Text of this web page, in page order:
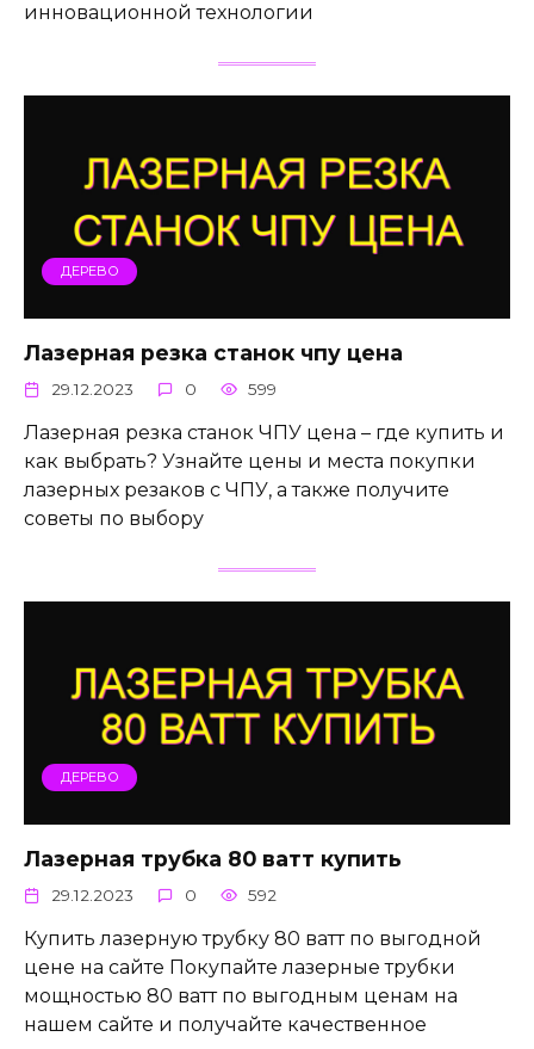
инновационной технологии
ДЕРЕВО
Лазерная резка станок чпу цена
29.12.2023 0 599
Лазерная резка станок ЧПУ цена – где купить и
как выбрать? Узнайте цены и места покупки
лазерных резаков с ЧПУ, а также получите
советы по выбору
ДЕРЕВО
Лазерная трубка 80 ватт купить
29.12.2023 0 592
Купить лазерную трубку 80 ватт по выгодной
цене на сайте Покупайте лазерные трубки
мощностью 80 ватт по выгодным ценам на
нашем сайте и получайте качественное